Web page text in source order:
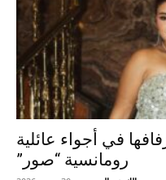
في أجواء عائلية
رومانسية “صور”